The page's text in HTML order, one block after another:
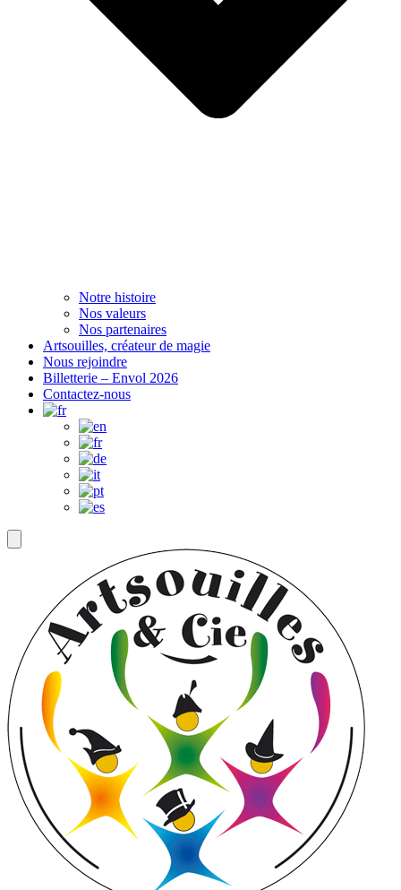
Notre histoire
Nos valeurs
Nos partenaires
Artsouilles, créateur de magie
Nous rejoindre
Billetterie – Envol 2026
Contactez-nous